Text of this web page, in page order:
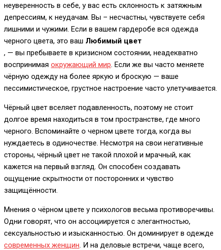
неуверенность в себе, у вас есть склонность к затяжным
депрессиям, к неудачам. Вы – несчастны, чувствуете себя
лишними и чужими. Если в вашем гардеробе вся одежда
черного цвета, это ваш Любимый цвет
, — вы пребываете в кризисном состоянии, неадекватно
воспринимая окружающий мир. Если же вы часто меняете
чёрную одежду на более яркую и броскую — ваше
пессимистическое, грустное настроение часто улетучивается.
Чёрный цвет вселяет подавленность, поэтому не стоит
долгое время находиться в том пространстве, где много
черного. Вспоминайте о черном цвете тогда, когда вы
нуждаетесь в одиночестве. Несмотря на свои негативные
стороны, чёрный цвет не такой плохой и мрачный, как
кажется на первый взгляд. Он способен создавать
ощущение скрытности от посторонних и чувство
защищённости.
Мнения о чёрном цвете у психологов весьма противоречивы.
Одни говорят, что он ассоциируется с элегантностью,
сексуальностью и изысканностью. Он доминирует в одежде
современных женщин. И на деловые встречи, чаще всего,